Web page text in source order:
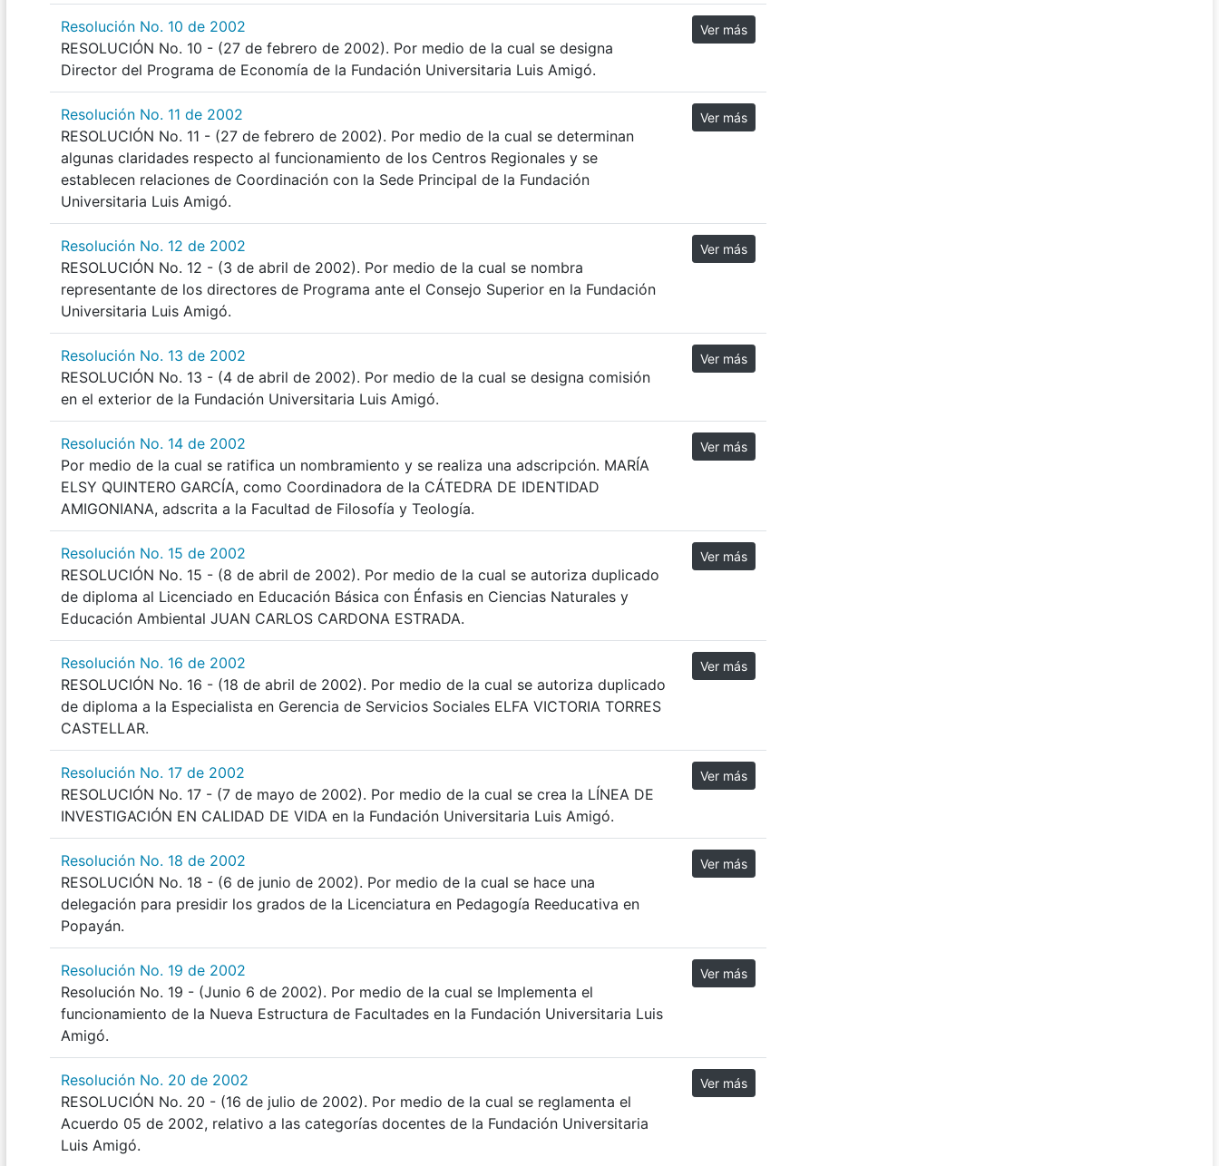
Resolución No. 10 de 2002
RESOLUCIÓN No. 10 - (27 de febrero de 2002). Por medio de la cual se designa
Director del Programa de Economía de la Fundación Universitaria Luis Amigó.
Ver más
Resolución No. 11 de 2002
RESOLUCIÓN No. 11 - (27 de febrero de 2002). Por medio de la cual se determinan
algunas claridades respecto al funcionamiento de los Centros Regionales y se
establecen relaciones de Coordinación con la Sede Principal de la Fundación
Universitaria Luis Amigó.
Ver más
Resolución No. 12 de 2002
RESOLUCIÓN No. 12 - (3 de abril de 2002). Por medio de la cual se nombra
representante de los directores de Programa ante el Consejo Superior en la Fundación
Universitaria Luis Amigó.
Ver más
Resolución No. 13 de 2002
RESOLUCIÓN No. 13 - (4 de abril de 2002). Por medio de la cual se designa comisión
en el exterior de la Fundación Universitaria Luis Amigó.
Ver más
Resolución No. 14 de 2002
Por medio de la cual se ratifica un nombramiento y se realiza una adscripción. MARÍA
ELSY QUINTERO GARCÍA, como Coordinadora de la CÁTEDRA DE IDENTIDAD
AMIGONIANA, adscrita a la Facultad de Filosofía y Teología.
Ver más
Resolución No. 15 de 2002
RESOLUCIÓN No. 15 - (8 de abril de 2002). Por medio de la cual se autoriza duplicado
de diploma al Licenciado en Educación Básica con Énfasis en Ciencias Naturales y
Educación Ambiental JUAN CARLOS CARDONA ESTRADA.
Ver más
Resolución No. 16 de 2002
RESOLUCIÓN No. 16 - (18 de abril de 2002). Por medio de la cual se autoriza duplicado
de diploma a la Especialista en Gerencia de Servicios Sociales ELFA VICTORIA TORRES
CASTELLAR.
Ver más
Resolución No. 17 de 2002
RESOLUCIÓN No. 17 - (7 de mayo de 2002). Por medio de la cual se crea la LÍNEA DE
INVESTIGACIÓN EN CALIDAD DE VIDA en la Fundación Universitaria Luis Amigó.
Ver más
Resolución No. 18 de 2002
RESOLUCIÓN No. 18 - (6 de junio de 2002). Por medio de la cual se hace una
delegación para presidir los grados de la Licenciatura en Pedagogía Reeducativa en
Popayán.
Ver más
Resolución No. 19 de 2002
Resolución No. 19 - (Junio 6 de 2002). Por medio de la cual se Implementa el
funcionamiento de la Nueva Estructura de Facultades en la Fundación Universitaria Luis
Amigó.
Ver más
Resolución No. 20 de 2002
RESOLUCIÓN No. 20 - (16 de julio de 2002). Por medio de la cual se reglamenta el
Acuerdo 05 de 2002, relativo a las categorías docentes de la Fundación Universitaria
Luis Amigó.
Ver más